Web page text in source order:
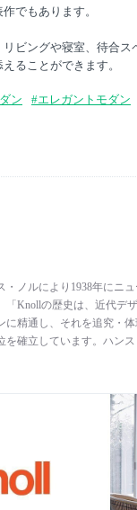
でもあります。
ビングや寝室、待合
ることができます。
ン #エレガントモダン
・ノルにより1938年にニ
「Knollの歴史は、近代デ
に精通し、それを追究・
を確立しています。ハン
・ファン・デル・ローエ
イヤーなど、時代の先端
現し、20世紀デザイン史
して妥協せず、研究を重
心地良さを備えた“使われ
名作家具はもちろん、近
・オズガビーなど世界的
住宅等、あらゆるシーン